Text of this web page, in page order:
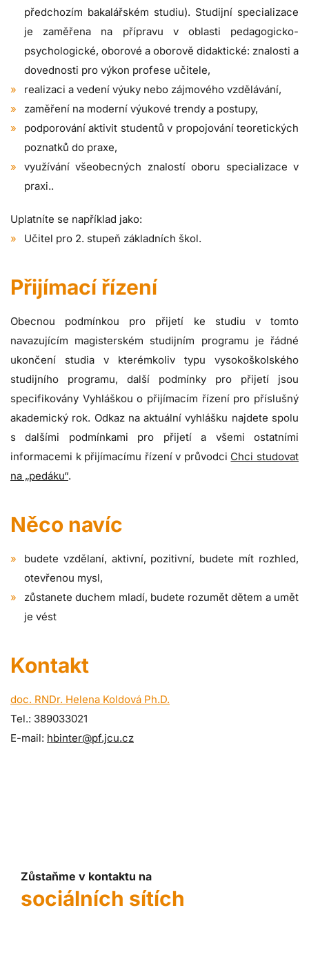
předchozím bakalářském studiu). Studijní specializace
je zaměřena na přípravu v oblasti pedagogicko-
psychologické, oborové a oborově didaktické: znalosti a
dovednosti pro výkon profese učitele,
realizaci a vedení výuky nebo zájmového vzdělávání,
zaměření na moderní výukové trendy a postupy,
podporování aktivit studentů v propojování teoretických
poznatků do praxe,
využívání všeobecných znalostí oboru specializace v
praxi..
Uplatníte se například jako:
Učitel pro 2. stupeň základních škol.
Přijímací řízení
Obecnou podmínkou pro přijetí ke studiu v tomto
navazujícím magisterském studijním programu je řádné
ukončení studia v kterémkoliv typu vysokoškolského
studijního programu, další podmínky pro přijetí jsou
specifikovány Vyhláškou o přijímacím řízení pro příslušný
akademický rok. Odkaz na aktuální vyhlášku najdete spolu
s dalšími podmínkami pro přijetí a všemi ostatními
informacemi k přijímacímu řízení v průvodci Chci studovat
na „pedáku“.
Něco navíc
budete vzdělaní, aktivní, pozitivní, budete mít rozhled,
otevřenou mysl,
zůstanete duchem mladí, budete rozumět dětem a umět
je vést
Kontakt
doc. RNDr. Helena Koldová Ph.D.
Tel.: 389033021
E-mail: hbinter@pf.jcu.cz
Zůstaňme v kontaktu na
sociálních sítích